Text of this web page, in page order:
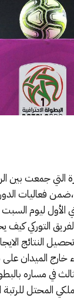
التي جمعت بين
التوركي
النتائج
الميدان على
في مساره
المحتل للرتبة